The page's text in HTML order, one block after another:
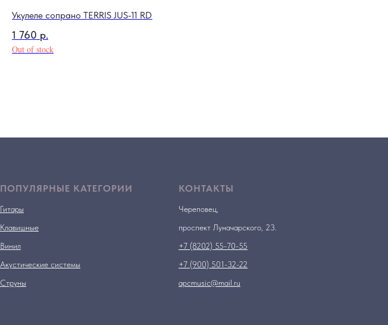
Укулеле сопрано TERRIS JUS-11 RD
1 760 р.
Out of stock
ПОПУЛЯРНЫЕ КАТЕГОРИИ
Гитары
Клавишные
Винил
Акустические системы
Струны
КОНТАКТЫ
Череповец,
проспект Луначарского, 23.
+7 (8202) 55-70-55
+7 (900) 501-32-22
apcmusic@mail.ru